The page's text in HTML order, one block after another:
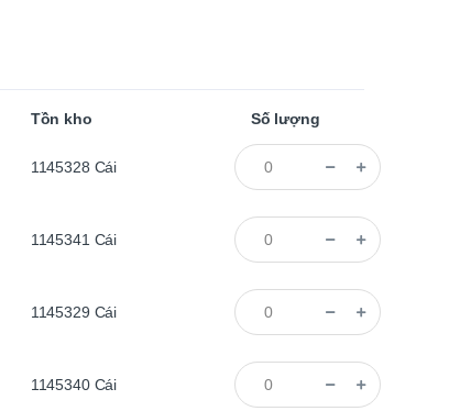
Tồn kho Số lượng
1145328 Cái
1145341 Cái
1145329 Cái
1145340 Cái